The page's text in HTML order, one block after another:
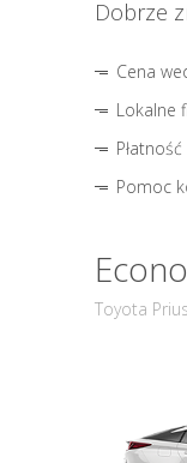
Dobrze
Cena
Lokalne
Pomoc
Toyota